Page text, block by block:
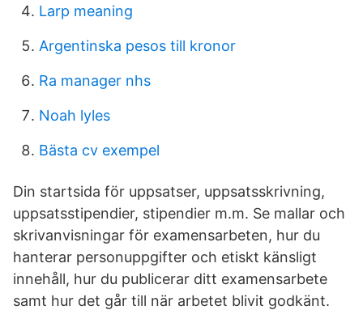
Larp meaning
Argentinska pesos till kronor
Ra manager nhs
Noah lyles
Bästa cv exempel
Din startsida för uppsatser, uppsatsskrivning,
uppsatsstipendier, stipendier m.m. Se mallar och
skrivanvisningar för examensarbeten, hur du
hanterar personuppgifter och etiskt känsligt
innehåll, hur du publicerar ditt examensarbete
samt hur det går till när arbetet blivit godkänt.